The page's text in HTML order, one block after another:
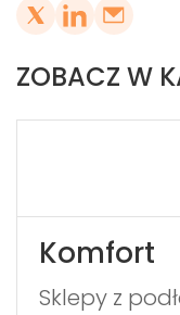
ZOBACZ W
Komfort
Sklepy z